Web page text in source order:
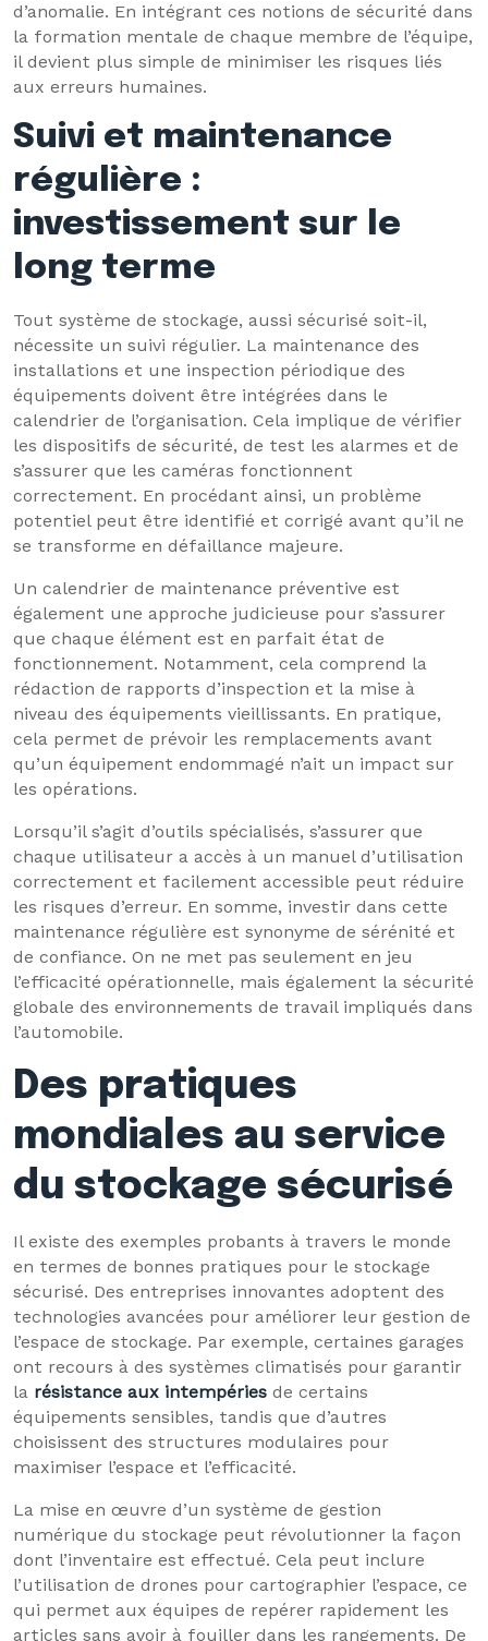
d’anomalie. En intégrant ces notions de sécurité dans
la formation mentale de chaque membre de l’équipe,
il devient plus simple de minimiser les risques liés
aux erreurs humaines.
Suivi et maintenance
régulière :
investissement sur le
long terme
Tout système de stockage, aussi sécurisé soit-il,
nécessite un suivi régulier. La maintenance des
installations et une inspection périodique des
équipements doivent être intégrées dans le
calendrier de l’organisation. Cela implique de vérifier
les dispositifs de sécurité, de test les alarmes et de
s’assurer que les caméras fonctionnent
correctement. En procédant ainsi, un problème
potentiel peut être identifié et corrigé avant qu’il ne
se transforme en défaillance majeure.
Un calendrier de maintenance préventive est
également une approche judicieuse pour s’assurer
que chaque élément est en parfait état de
fonctionnement. Notamment, cela comprend la
rédaction de rapports d’inspection et la mise à
niveau des équipements vieillissants. En pratique,
cela permet de prévoir les remplacements avant
qu’un équipement endommagé n’ait un impact sur
les opérations.
Lorsqu’il s’agit d’outils spécialisés, s’assurer que
chaque utilisateur a accès à un manuel d’utilisation
correctement et facilement accessible peut réduire
les risques d’erreur. En somme, investir dans cette
maintenance régulière est synonyme de sérénité et
de confiance. On ne met pas seulement en jeu
l’efficacité opérationnelle, mais également la sécurité
globale des environnements de travail impliqués dans
l’automobile.
Des pratiques
mondiales au service
du stockage sécurisé
Il existe des exemples probants à travers le monde
en termes de bonnes pratiques pour le stockage
sécurisé. Des entreprises innovantes adoptent des
technologies avancées pour améliorer leur gestion de
l’espace de stockage. Par exemple, certaines garages
ont recours à des systèmes climatisés pour garantir
la résistance aux intempéries de certains
équipements sensibles, tandis que d’autres
choisissent des structures modulaires pour
maximiser l’espace et l’efficacité.
La mise en œuvre d’un système de gestion
numérique du stockage peut révolutionner la façon
dont l’inventaire est effectué. Cela peut inclure
l’utilisation de drones pour cartographier l’espace, ce
qui permet aux équipes de repérer rapidement les
articles sans avoir à fouiller dans les rangements. De